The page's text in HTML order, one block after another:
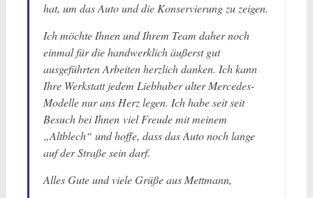
hat, um das Auto und die Konservierung zu zeigen.
Ich möchte Ihnen und Ihrem Team daher noch
einmal für die handwerklich äußerst gut
ausgeführten Arbeiten herzlich danken. Ich kann
Ihre Werkstatt jedem Liebhaber alter Mercedes-
Modelle nur ans Herz legen. Ich habe seit seit
Besuch bei Ihnen viel Freude mit meinem
„Altblech“ und hoffe, dass das Auto noch lange
auf der Straße sein darf.
Alles Gute und viele Grüße aus Mettmann,